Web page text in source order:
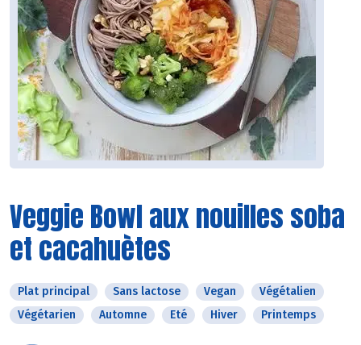
Veggie Bowl aux nouilles soba
et cacahuètes
Plat principal Sans lactose Vegan
Végétalien
Végétarien
Automne Eté Hiver Printemps